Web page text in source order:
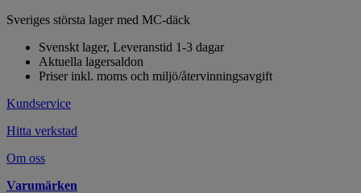
Sveriges största lager med MC-däck
Svenskt lager, Leveranstid 1-3 dagar
Aktuella lagersaldon
Priser inkl. moms och miljö/återvinningsavgift
Kundservice
Hitta verkstad
Om oss
Varumärken